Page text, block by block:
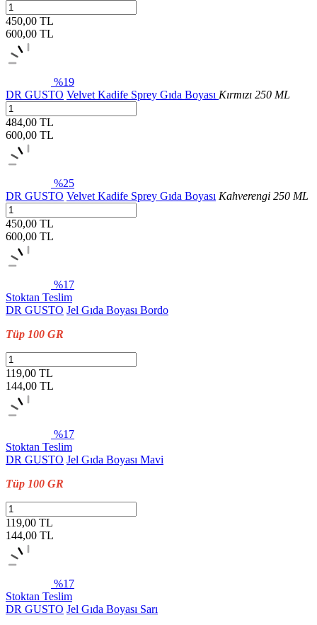
450,00 TL
600,00 TL
%19
DR GUSTO Velvet Kadife Sprey Gıda Boyası Kırmızı 250 ML
484,00 TL
600,00 TL
%25
DR GUSTO Velvet Kadife Sprey Gıda Boyası Kahverengi 250 ML
450,00 TL
600,00 TL
%17
Stoktan Teslim
DR GUSTO Jel Gıda Boyası Bordo
Tüp 100 GR
119,00 TL
144,00 TL
%17
Stoktan Teslim
DR GUSTO Jel Gıda Boyası Mavi
Tüp 100 GR
119,00 TL
144,00 TL
%17
Stoktan Teslim
DR GUSTO Jel Gıda Boyası Sarı